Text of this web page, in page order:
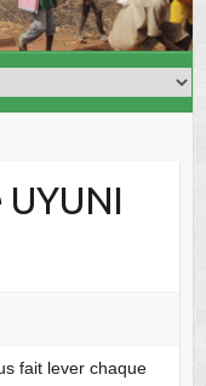
UYUNI
fait lever chaque